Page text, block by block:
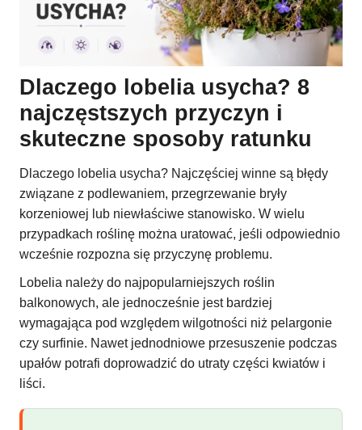
Dlaczego lobelia usycha? 8
najczęstszych przyczyn i
skuteczne sposoby ratunku
Dlaczego lobelia usycha? Najczęściej winne są błędy
związane z podlewaniem, przegrzewanie bryły
korzeniowej lub niewłaściwe stanowisko. W wielu
przypadkach roślinę można uratować, jeśli odpowiednio
wcześnie rozpozna się przyczynę problemu.
Lobelia należy do najpopularniejszych roślin
balkonowych, ale jednocześnie jest bardziej
wymagająca pod względem wilgotności niż pelargonie
czy surfinie. Nawet jednodniowe przesuszenie podczas
upałów potrafi doprowadzić do utraty części kwiatów i
liści.